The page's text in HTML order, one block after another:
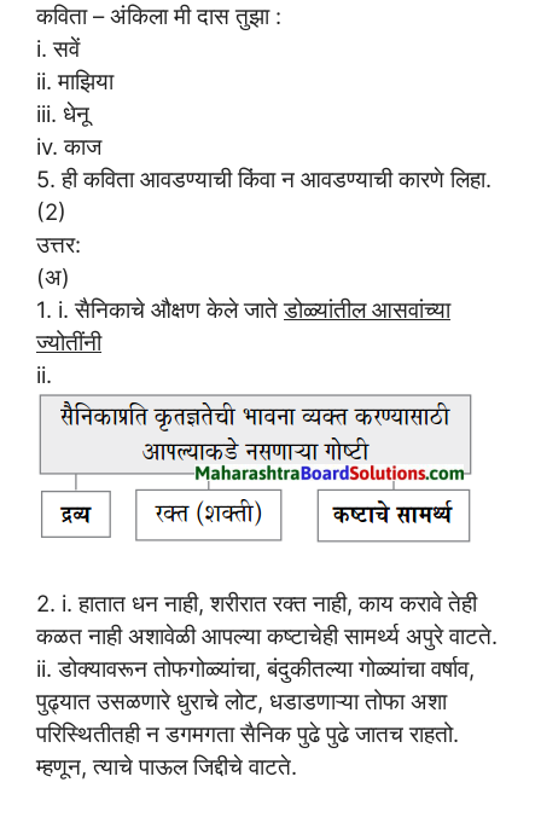
कविता – अंकिला मी दास तुझा :
i. सवें
ii. माझिया
iii. धेनू
iv. काज
5. ही कविता आवडण्याची किंवा न आवडण्याची कारणे लिहा.
(2)
उत्तर:
(अ)
1. i. सैनिकाचे औक्षण केले जातेडोळ्यांतील आसवांच्या
ज्योतींनी
ii.
2. i. हातात धन नाही, शरीरात रक्त नाही, काय करावे तेही
कळत नाही अशावेळी आपल्या कष्टाचेही सामर्थ्य अपुरे वाटते.
ii. डोक्यावरून तोफगोळ्यांचा, बंदुकीतल्या गोळ्यांचा वर्षाव,
पुढ्यात उसळणारे धुराचे लोट, धडाडणाऱ्या तोफा अशा
परिस्थितीतही न डगमगता सैनिक पुढे पुढे जातच राहतो.
म्हणून, त्याचे पाऊल जिद्दीचे वाटते.